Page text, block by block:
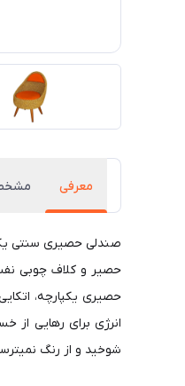
معرفی
صندلی حصیری سنتی
حصیر و کلاف چوبی
حصیری یکپارچه،
انرژی برای رهایی از
شوخید و از رنگ